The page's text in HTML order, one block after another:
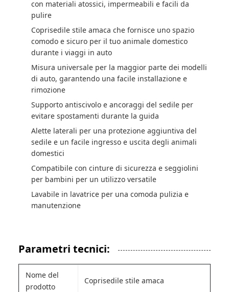
con materiali atossici, impermeabili e facili da
pulire
Coprisedile stile amaca che fornisce uno spazio
comodo e sicuro per il tuo animale domestico
durante i viaggi in auto
Misura universale per la maggior parte dei modelli
di auto, garantendo una facile installazione e
rimozione
Supporto antiscivolo e ancoraggi del sedile per
evitare spostamenti durante la guida
Alette laterali per una protezione aggiuntiva del
sedile e un facile ingresso e uscita degli animali
domestici
Compatibile con cinture di sicurezza e seggiolini
per bambini per un utilizzo versatile
Lavabile in lavatrice per una comoda pulizia e
manutenzione
Parametri tecnici:
Nome del
prodotto
Coprisedile stile amaca